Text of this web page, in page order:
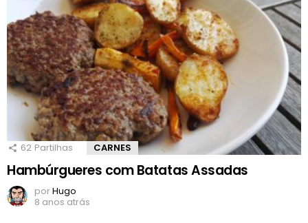
62 Partilhas CARNES
Hambúrgueres com Batatas Assadas
porHugo
8 anos atrás